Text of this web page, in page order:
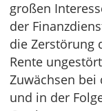
großen
der
die Zerstörung
Rente
Zuwächsen
und in der